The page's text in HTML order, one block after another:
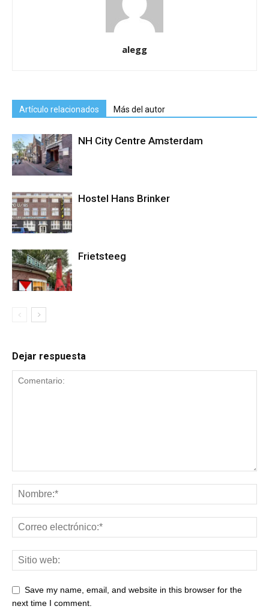
alegg
Artículo relacionados Más del autor
NH City Centre Amsterdam
Hostel Hans Brinker
Frietsteeg
Dejar respuesta
Save my name, email, and website in this browser for the
next time I comment.